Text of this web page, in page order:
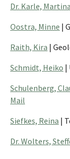
Dr. Karle, Martina
Oostra, Minne |
Raith, Kira |
Schmidt, Heiko |
Schulenberg,
Mail
Siefkes, Reina |
Dr. Wolters,